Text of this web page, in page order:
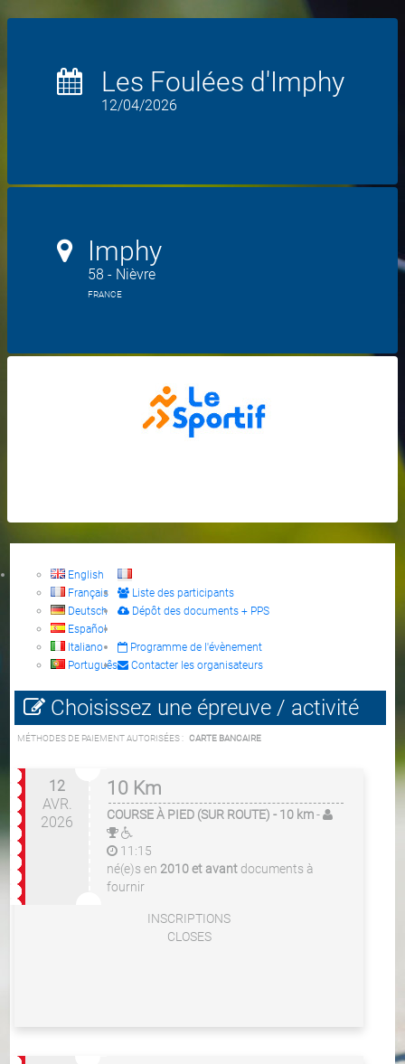
Les Foulées d'Imphy
12/04/2026
Imphy
58 - Nièvre
FRANCE
English
Français
Deutsch
Español
Italiano
Português
Liste des participants
Dépôt des documents + PPS
Programme de l'évènement
Contacter les organisateurs
Choisissez une épreuve / activité
MÉTHODES DE PAIEMENT AUTORISÉES : CARTE BANCAIRE
12
AVR.
2026
10 Km
COURSE À PIED (SUR ROUTE) - 10 km-
11:15
né(e)s en 2010 et avant documents à
fournir
INSCRIPTIONS
CLOSES